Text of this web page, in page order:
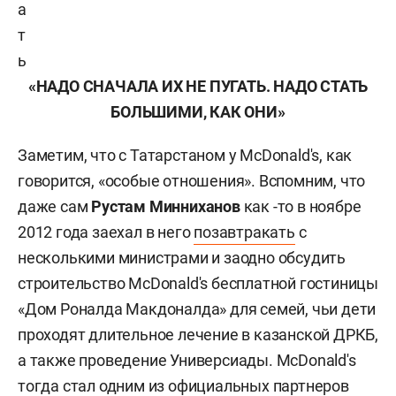
а
т
ь
«НАДО СНАЧАЛА ИХ НЕ ПУГАТЬ. НАДО СТАТЬ
БОЛЬШИМИ, КАК ОНИ»
Заметим, что с Татарстаном у МсDonald's, как
говорится, «особые отношения». Вспомним, что
даже сам Рустам Миннихановкак -то в ноябре
2012 года заехал в негопозавтракать с
несколькими министрами и заодно обсудить
строительство МсDonald's бесплатной гостиницы
«Дом Роналда Макдоналда» для семей, чьи дети
проходят длительное лечение в казанской ДРКБ,
а также проведение Универсиады. МсDonald's
тогда стал одним из официальных партнеров